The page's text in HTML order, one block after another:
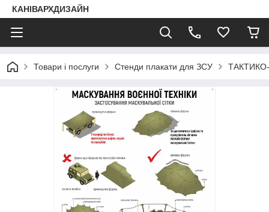
КАНІВАРХДИЗАЙН
Товари і послуги Стенди плакати для ЗСУ